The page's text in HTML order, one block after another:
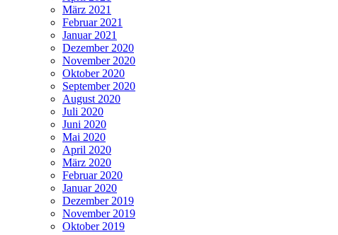
März 2021
Februar 2021
Januar 2021
Dezember 2020
November 2020
Oktober 2020
September 2020
August 2020
Juli 2020
Juni 2020
Mai 2020
April 2020
März 2020
Februar 2020
Januar 2020
Dezember 2019
November 2019
Oktober 2019